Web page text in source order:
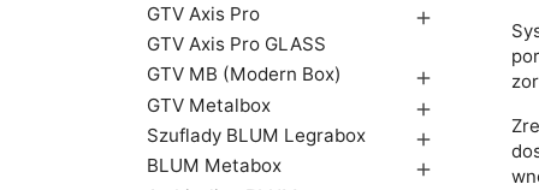
GTV Axis Pro

GTV Axis Pro GLASS
GTV MB (Modern Box)

GTV Metalbox 
Szuflady BLUM Legrabox 
BLUM Metabox 